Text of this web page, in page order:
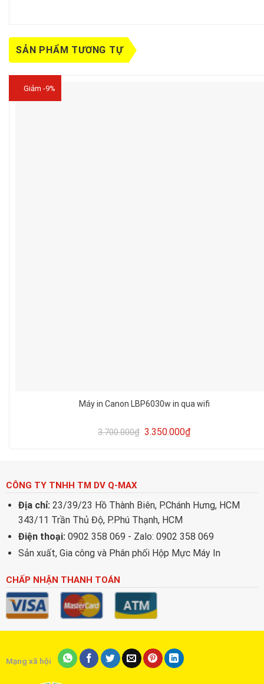
SẢN PHẨM TƯƠNG TỰ
Giảm -9%
Máy in Canon LBP6030w in qua wifi
3.700.000₫ 3.350.000₫
CÔNG TY TNHH TM DV Q-MAX
Địa chỉ: 23/39/23 Hồ Thành Biên, P.Chánh Hưng, HCM
343/11 Trần Thủ Độ, P.Phú Thạnh, HCM
Điện thoại: 0902 358 069 - Zalo: 0902 358 069
Sản xuất, Gia công và Phân phối Hộp Mực Máy In
CHẤP NHẬN THANH TOÁN
Mạng xã hội